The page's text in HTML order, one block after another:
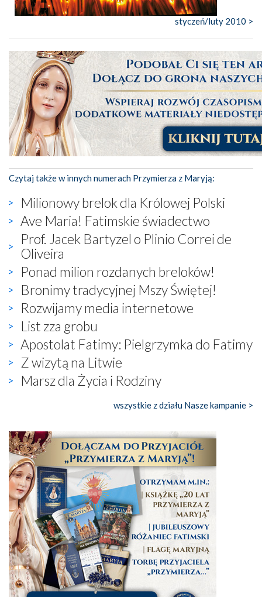
styczeń/luty 2010 >
Czytaj także w innych numerach Przymierza z Maryją:
Milionowy brelok dla Królowej Polski
Ave Maria! Fatimskie świadectwo
Prof. Jacek Bartyzel o Plinio Correi de
Oliveira
Ponad milion rozdanych breloków!
Bronimy tradycyjnej Mszy Świętej!
Rozwijamy media internetowe
List zza grobu
Apostolat Fatimy: Pielgrzymka do Fatimy
Z wizytą na Litwie
Marsz dla Życia i Rodziny
wszystkie z działu Nasze kampanie >